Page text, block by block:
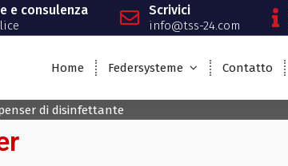
e consulenza Scrivici
info@tss-24.com
Home Federsysteme Contatto
di disinfettante